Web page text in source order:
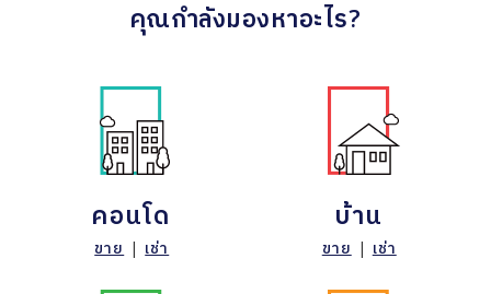
คุณกำลังมองหาอะไร?
คอนโด
ขาย | เช่า
บ้าน
ขาย | เช่า